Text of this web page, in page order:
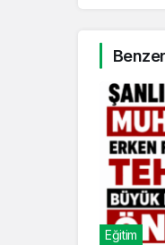
Eğitim